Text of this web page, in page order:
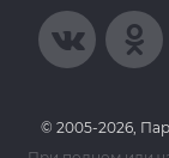
© 2005-2026,